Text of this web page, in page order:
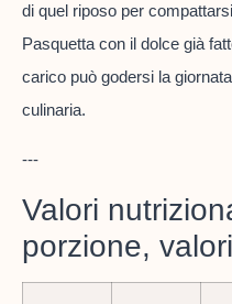
di quel riposo per
Pasquetta con il dolce già
carico può godersi la
culinaria.
---
Valori
porzione,